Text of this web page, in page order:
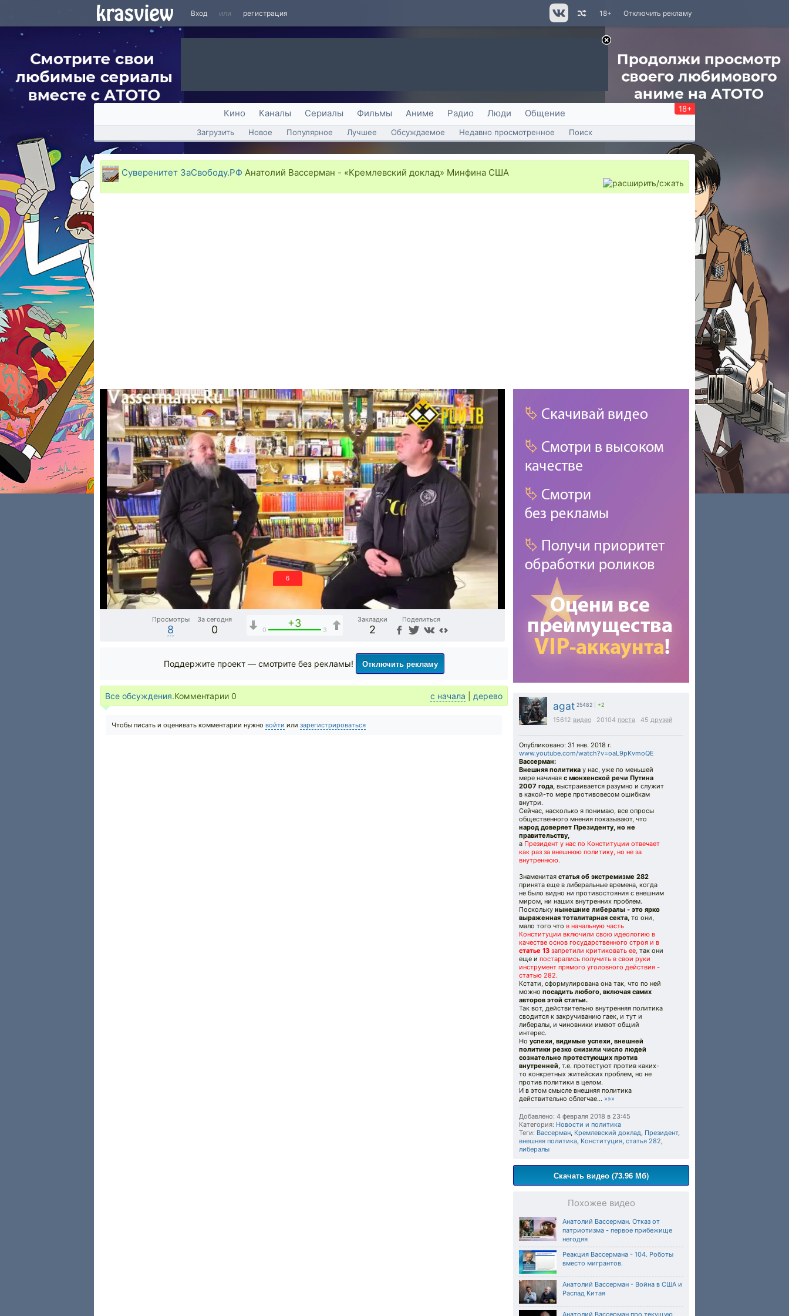
Вход или регистрация Отключить рекламу
18+
Кино Каналы Сериалы Фильмы Аниме Радио Люди Общение 18+
Загрузить Новое Популярное Лучшее Обсуждаемое Недавно просмотренное Поиск
Суверенитет ЗаСвободу.РФ Анатолий Вассерман - «Кремлевский доклад» Минфина США
5
Просмотры
8
За сегодня
0
+3
0 3
Закладки
2
Поделиться
agat 25482 +2
15612 видео 20104 поста 45 друзей
Опубликовано: 31 янв. 2018 г.
www.youtube.com/watch?v=oaL9pKvmoQE
Вассерман:
Внешняя политика у нас, уже по меньшей
мере начиная с мюнхенской речи Путина
2007 года, выстраивается разумно и служит
в какой-то мере противовесом ошибкам
внутри.
Сейчас, насколько я понимаю, все опросы
общественного мнения показывают, что
народ доверяет Президенту, но не
правительству,
а Президент у нас по Конституции отвечает
как раз за внешнюю политику, но не за
внутреннюю.
Знаменитая статья об экстремизме 282
принята еще в либеральные времена, когда
не было видно ни противостояния с внешним
миром, ни наших внутренних проблем.
Поскольку нынешние либералы - это ярко
выраженная тоталитарная секта, то они,
мало того что в начальную часть
Конституции включили свою идеологию в
качестве основ государственного строя и в
статье 13 запретили критиковать ее, так они
еще и постарались получить в свои руки
инструмент прямого уголовного действия -
статью 282.
Кстати, сформулирована она так, что по ней
можно посадить любого, включая самих
авторов этой статьи.
Так вот, действительно внутренняя политика
сводится к закручиванию гаек, и тут и
либералы, и чиновники имеют общий
интерес.
Но успехи, видимые успехи, внешней
политики резко снизили число людей
сознательно протестующих против
внутренней, т.е. протестуют против каких-
то конкретных житейских проблем, но не
против политики в целом.
И в этом смысле внешняя политика
действительно облегчае... »»»
Добавлено: 4 февраля 2018 в 23:45
Категория: Новости и политика
Теги: Вассерман Кремлевский доклад Президент,
внешняя политика Конституция статья 282
либералы
Скачать видео (73.96 Мб)
Похожее видео
Анатолий Вассерман. Отказ от
патриотизма - первое прибежище
негодяя
Реакция Вассермана - 104. Роботы
вместо мигрантов.
Анатолий Вассерман - Война в США и
Распад Китая
Анатолий Вассерман про текущую
Поддержите проект — смотрите без рекламы! Отключить рекламу
Все обсуждения.Комментарии 0 с начала дерево
Чтобы писать и оценивать комментарии нужно войти или зарегистрироваться